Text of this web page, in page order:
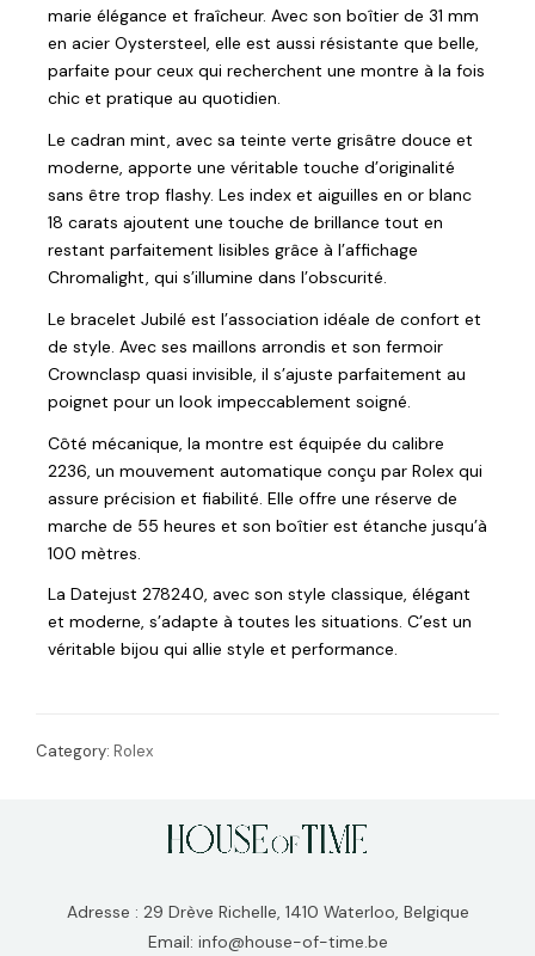
marie élégance et fraîcheur. Avec son boîtier de 31 mm
en acier Oystersteel, elle est aussi résistante que belle,
parfaite pour ceux qui recherchent une montre à la fois
chic et pratique au quotidien.
Le cadran mint, avec sa teinte verte grisâtre douce et
moderne, apporte une véritable touche d’originalité
sans être trop flashy. Les index et aiguilles en or blanc
18 carats ajoutent une touche de brillance tout en
restant parfaitement lisibles grâce à l’affichage
Chromalight, qui s’illumine dans l’obscurité.
Le bracelet Jubilé est l’association idéale de confort et
de style. Avec ses maillons arrondis et son fermoir
Crownclasp quasi invisible, il s’ajuste parfaitement au
poignet pour un look impeccablement soigné.
Côté mécanique, la montre est équipée du calibre
2236, un mouvement automatique conçu par Rolex qui
assure précision et fiabilité. Elle offre une réserve de
marche de 55 heures et son boîtier est étanche jusqu’à
100 mètres.
La Datejust 278240, avec son style classique, élégant
et moderne, s’adapte à toutes les situations. C’est un
véritable bijou qui allie style et performance.
Category: Rolex
Adresse : 29 Drève Richelle, 1410 Waterloo, Belgique
Email: info@house-of-time.be